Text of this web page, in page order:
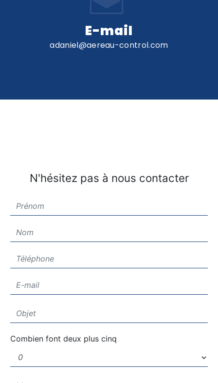
E-mail
adaniel@aereau-control.com
N'hésitez pas à nous contacter
Combien font deux plus cinq